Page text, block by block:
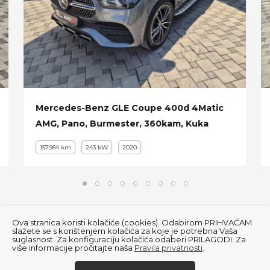
Mercedes-Benz GLE Coupe 400d 4Matic
AMG, Pano, Burmester, 360kam, Kuka
157.964 km 243 kW 2020
Ova stranica koristi kolačiće (cookies). Odabirom PRIHVAĆAM
slažete se s korištenjem kolačića za koje je potrebna Vaša
suglasnost. Za konfiguraciju kolačića odaberi PRILAGODI. Za
više informacije pročitajte naša Pravila privatnosti